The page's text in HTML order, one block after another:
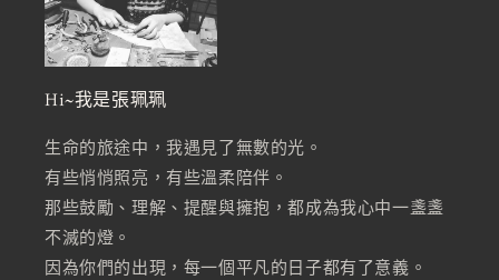
Hi~我是張珮珮
生命的旅途中，我遇見了無數的光。
有些悄悄照亮，有些溫柔陪伴。
那些鼓勵、理解、提醒與擁抱，都成為我心中一盞盞
不滅的燈。
因為你們的出現，每一個平凡的日子都有了意義。